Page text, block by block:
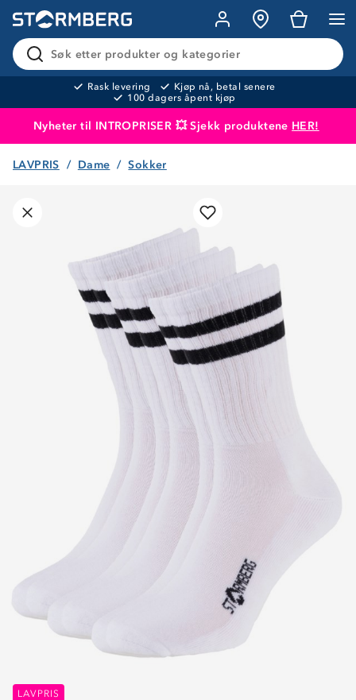
Søk etter produkter og kategorier
Rask levering
Kjøp nå, betal senere
100 dagers åpent kjøp
Nyheter til INTROPRISER 💥 Sjekk produktene HER!
Produktet er lagt i handlekurven
LAVPRIS Dame Sokker
LAVPRIS